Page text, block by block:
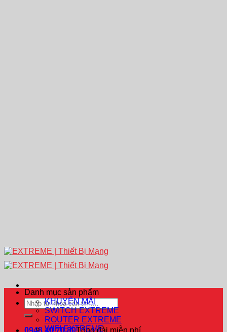
Tìm
kiếm:
0948.40.70.80Tổng đài miễn phí
Danh mục sản phẩm
KHUYẾN MÃI
SWITCH EXTREME
ROUTER EXTREME
WIFI EXTREME